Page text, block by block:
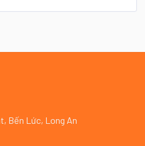
Bến Lức, Long An